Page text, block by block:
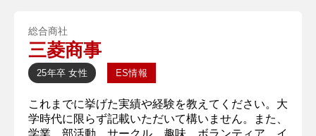
総合商社
三菱商事
25年卒 女性 ES情報
これまでに挙げた実績や経験を教えてください。大
学時代に限らず記載いただいて構いません。また、
学業、部活動、サークル、趣味、ボランティア、イ